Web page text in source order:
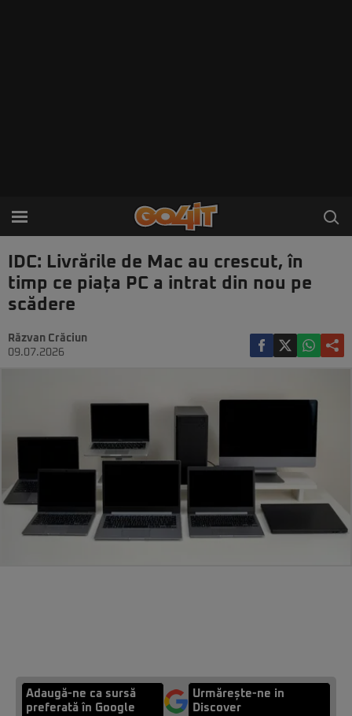
IDC: Livrările de Mac au crescut, în
timp ce piața PC a intrat din nou pe
scădere
Răzvan Crăciun
09.07.2026
Adaugă-ne ca sursă
preferată în Google
Urmărește-ne in
Discover